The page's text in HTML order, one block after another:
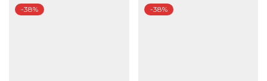
popularity
-38% -38%